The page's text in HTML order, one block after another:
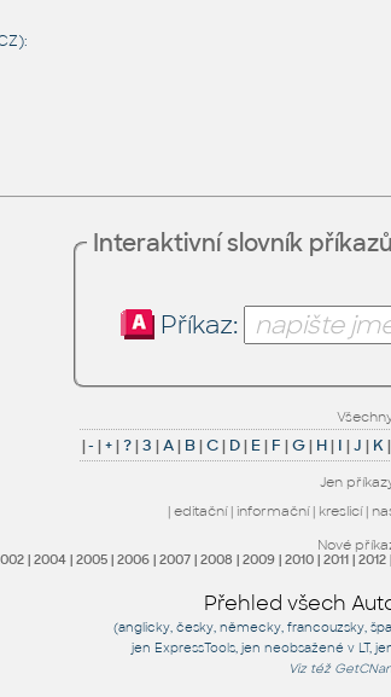
Interaktivní slovník
Příkaz:
|- |+|?|3 |A| B|C| D| E| F |G| H| I |J | K|
Jen
| editační| informační| kreslicí|
Nové
| 2004| 2005| 2006| 2007| 2008 | 2009| 2010| 2011| 2012|
Přehled všech
(anglicky, česky, německy, francouzsky,
jen ExpressTools, jenneobsažené v LT,
Viz též